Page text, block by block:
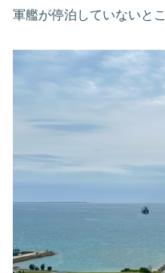
軍艦が停泊していないと